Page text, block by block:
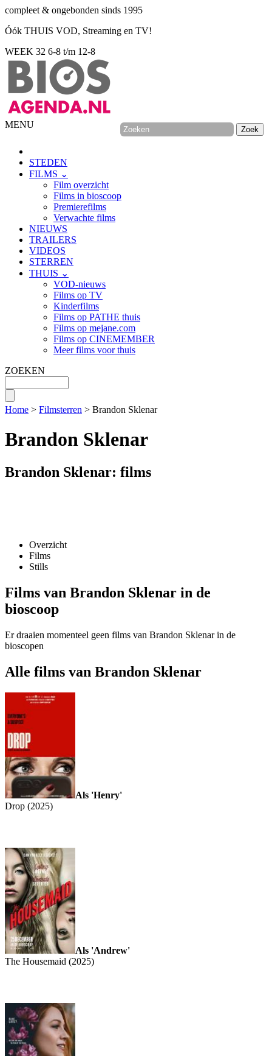
compleet & ongebonden sinds 1995
Óók THUIS VOD, Streaming en TV!
WEEK 32 6-8 t/m 12-8
MENU
STEDEN
FILMS ⌄
Film overzicht
Films in bioscoop
Premierefilms
Verwachte films
NIEUWS
TRAILERS
VIDEOS
STERREN
THUIS ⌄
VOD-nieuws
Films op TV
Kinderfilms
Films op PATHE thuis
Films op mejane.com
Films op CINEMEMBER
Meer films voor thuis
ZOEKEN
Home > Filmsterren > Brandon Sklenar
Brandon Sklenar
Brandon Sklenar: films
Overzicht
Films
Stills
Films van Brandon Sklenar in de
bioscoop
Er draaien momenteel geen films van Brandon Sklenar in de
bioscopen
Alle films van Brandon Sklenar
Als 'Henry'
Drop (2025)
Als 'Andrew'
The Housemaid (2025)